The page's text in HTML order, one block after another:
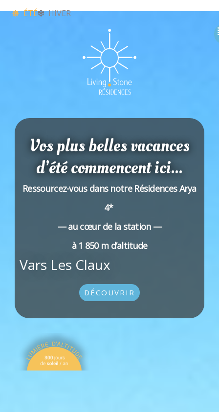
ÉTÉ HIVER
Vos plus belles vacances
d’été commencent ici...
Ressourcez-vous dans notre Résidences Arya
4*
— au cœur de la station —
à 1 850 m d’altitude
Vars Les Claux
DÉCOUVRIR